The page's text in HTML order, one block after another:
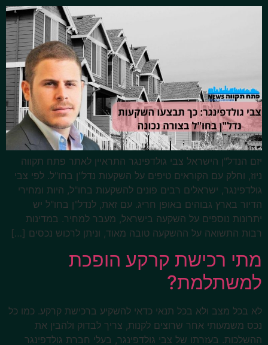
יזם הנדל"ן הישראל צבי גולדפינגר התראיין לאתר פתח תקווה
ניוז, וחלק עם הקוראים טיפים על השקעות נדל"ן בחו"ל. לפי צבי
גולדפינגר, ישראלים רבים פונים להשקעות בחו"ל, היות ומחירי
הדיור בארץ גבוהים באופן חריג. עם זאת, לנדל"ן בחו"ל יש
יתרונות נוספים על השקעה בישראל, מעבר למחיר. במדינות
רבות התשואה על ההשקעה טובה מאוד, וניתן לרכוש נכסים […]
מתי רכישת קרקע הופכת
למשתלמת?
לא בכל מצב ולא בכל תנאי כדאי להשקיע ברכישת קרקע. כמו כל
נכס משמעותי אחר שרוצים לקנות, צריך לבדוק ולהבין את
ההשלכות. בעזרתו של צבי גולדפינגר, בעלי חברת גולדפינגר